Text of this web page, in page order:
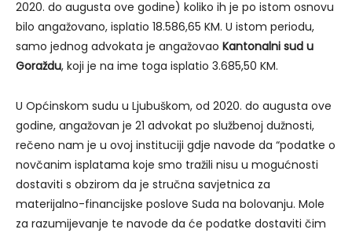
2020. do augusta ove godine) koliko ih je po istom osnovu
bilo angažovano, isplatio 18.586,65 KM. U istom periodu,
samo jednog advokata je angažovao Kantonalni sud u
Goraždu, koji je na ime toga isplatio 3.685,50 KM.
U Općinskom sudu u Ljubuškom, od 2020. do augusta ove
godine, angažovan je 21 advokat po službenoj dužnosti,
rečeno nam je u ovoj instituciji gdje navode da “podatke o
novčanim isplatama koje smo tražili nisu u mogućnosti
dostaviti s obzirom da je stručna savjetnica za
materijalno-financijske poslove Suda na bolovanju. Mole
za razumijevanje te navode da će podatke dostaviti čim